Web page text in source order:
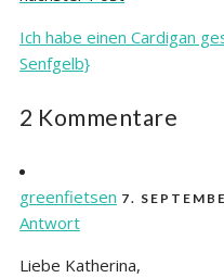
Ich habe einen Cardigan
Senfgelb}
2 Kommentare
greenfietsen 7.
Antwort
Liebe Katherina,